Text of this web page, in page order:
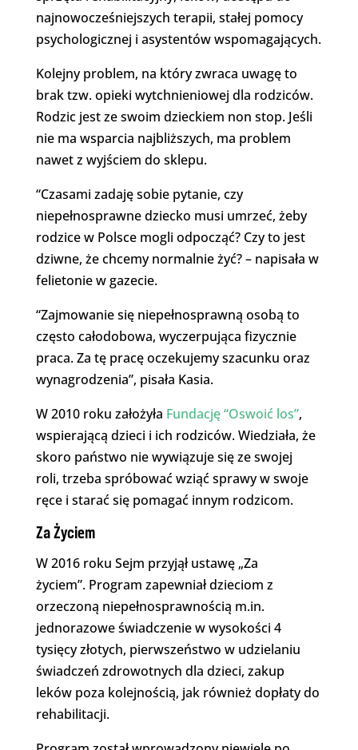
najnowocześniejszych terapii, stałej pomocy
psychologicznej i asystentów wspomagających.
Kolejny problem, na który zwraca uwagę to
brak tzw. opieki wytchnieniowej dla rodziców.
Rodzic jest ze swoim dzieckiem non stop. Jeśli
nie ma wsparcia najbliższych, ma problem
nawet z wyjściem do sklepu.
“Czasami zadaję sobie pytanie, czy
niepełnosprawne dziecko musi umrzeć, żeby
rodzice w Polsce mogli odpocząć? Czy to jest
dziwne, że chcemy normalnie żyć? – napisała w
felietonie w gazecie.
“Zajmowanie się niepełnosprawną osobą to
często całodobowa, wyczerpująca fizycznie
praca. Za tę pracę oczekujemy szacunku oraz
wynagrodzenia”, pisała Kasia.
W 2010 roku założyła Fundację “Oswoić los”,
wspierającą dzieci i ich rodziców. Wiedziała, że
skoro państwo nie wywiązuje się ze swojej
roli, trzeba spróbować wziąć sprawy w swoje
ręce i starać się pomagać innym rodzicom.
Za Życiem
W 2016 roku Sejm przyjął ustawę „Za
życiem”. Program zapewniał dzieciom z
orzeczoną niepełnosprawnością m.in.
jednorazowe świadczenie w wysokości 4
tysięcy złotych, pierwszeństwo w udzielaniu
świadczeń zdrowotnych dla dzieci, zakup
leków poza kolejnością, jak również dopłaty do
rehabilitacji.